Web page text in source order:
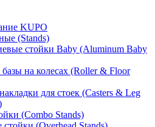
KUPO
(Stands)
стойки Baby (Aluminum Baby
на колесах (Roller & Floor
для стоек (Casters & Leg
(Combo Stands)